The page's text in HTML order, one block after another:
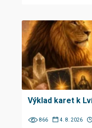
Výklad karet k
866 4. 8. 2026